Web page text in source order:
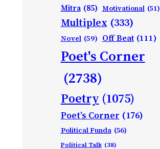
Mitra (85) Motivational (51)
Multiplex (333)
Novel (59) Off Beat (111)
Poet's Corner
(2738)
Poetry (1075)
Poet’s Corner (176)
Political Funda (56)
Political Talk (38)